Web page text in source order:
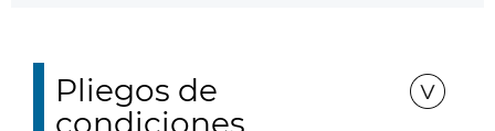
Pliegos de
condiciones